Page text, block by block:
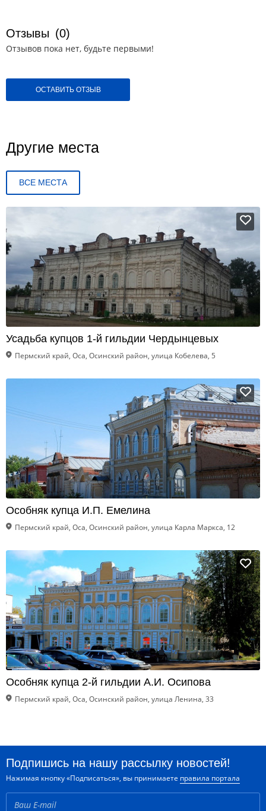
Отзывы (0)
Отзывов пока нет, будьте первыми!
ОСТАВИТЬ ОТЗЫВ
Другие места
ВСЕ МЕСТА
Усадьба купцов 1-й гильдии Чердынцевых
Пермский край, Оса, Осинский район, улица Кобелева, 5
Особняк купца И.П. Емелина
Пермский край, Оса, Осинский район, улица Карла Маркса, 12
Особняк купца 2-й гильдии А.И. Осипова
Пермский край, Оса, Осинский район, улица Ленина, 33
Подпишись на нашу рассылку новостей!
Нажимая кнопку «Подписаться», вы принимаете правила портала